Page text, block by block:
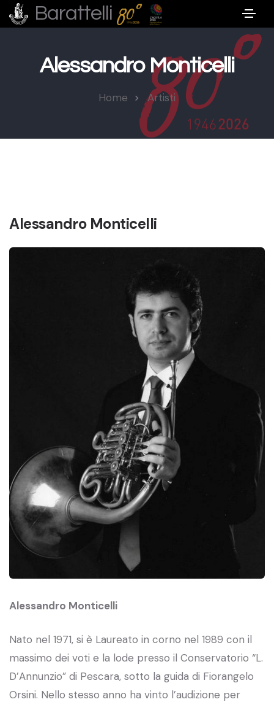
Barattelli
Alessandro Monticelli
Home Artisti
Alessandro Monticelli
Alessandro Monticelli
Nato nel 1971, si è Laureato in corno nel 1989 con il
massimo dei voti e la lode presso il Conservatorio “L.
D’Annunzio” di Pescara, sotto la guida di Fiorangelo
Orsini. Nello stesso anno ha vinto l’audizione per